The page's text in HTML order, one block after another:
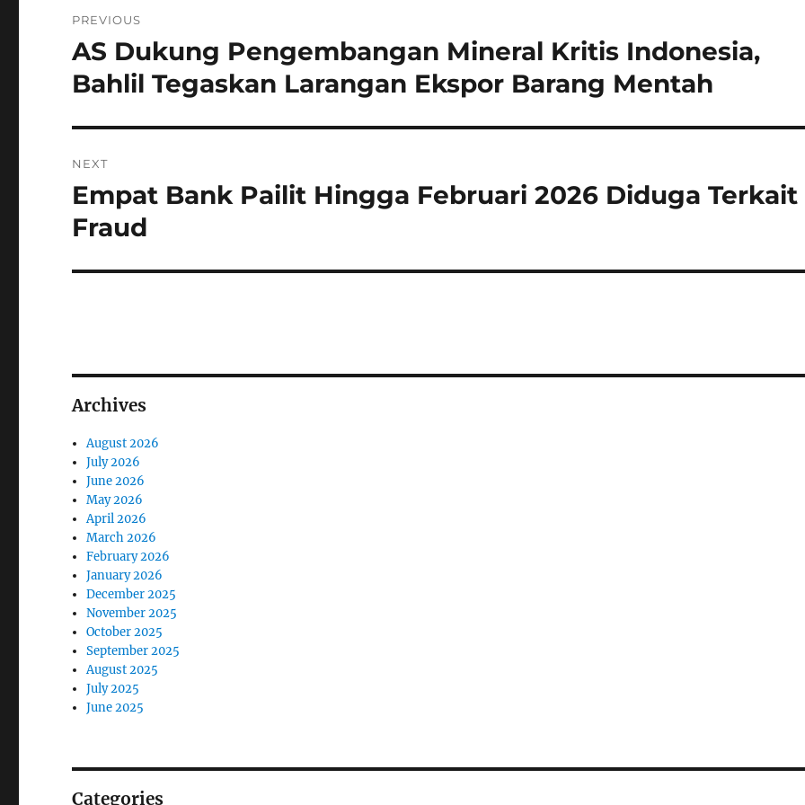
navigation
PREVIOUS
Previous
post:
AS Dukung Pengembangan Mineral Kritis Indonesia,
Bahlil Tegaskan Larangan Ekspor Barang Mentah
NEXT
Next
post:
Empat Bank Pailit Hingga Februari 2026 Diduga Terkait
Fraud
Archives
August 2026
July 2026
June 2026
May 2026
April 2026
March 2026
February 2026
January 2026
December 2025
November 2025
October 2025
September 2025
August 2025
July 2025
June 2025
Categories